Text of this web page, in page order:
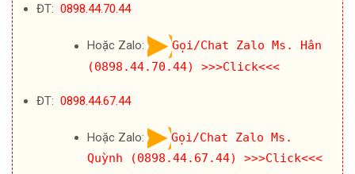
ĐT: 0898.44.70.44
Hoặc Zalo:
Gọi/Chat Zalo Ms. Hân
(0898.44.70.44)
>>>Click<<<
ĐT: 0898.44.67.44
Hoặc Zalo:
Gọi/Chat Zalo Ms.
Quỳnh (0898.44.67.44)
>>>Click<<<